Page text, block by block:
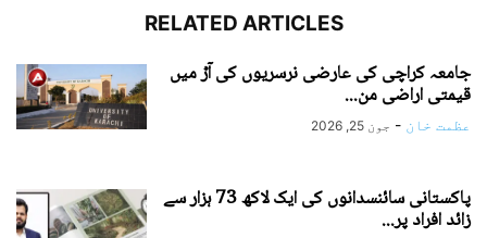
RELATED ARTICLES
جامعہ کراچی کی عارضی نرسریوں کی آڑ میں
قیمتی اراضی من...
عظمت خان - جون 25, 2026
پاکستانی سائنسدانوں کی ایک لاکھ 73 ہزار سے
زائد افراد پر...